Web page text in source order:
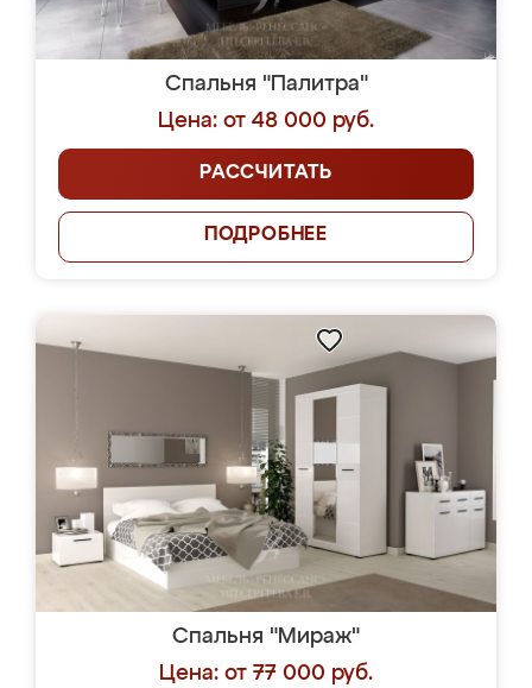
Спальня "Палитра"
Цена: от 48 000 руб.
РАССЧИТАТЬ
ПОДРОБНЕЕ
Спальня "Мираж"
Цена: от 77 000 руб.